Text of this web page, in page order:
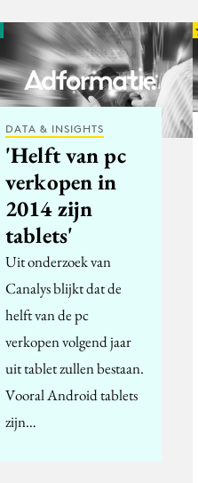
DATA & INSIGHTS
'Helft van pc
verkopen in
2014 zijn
tablets'
Uit onderzoek van
Canalys blijkt dat de
helft van de pc
verkopen volgend jaar
uit tablet zullen bestaan.
Vooral Android tablets
zijn…